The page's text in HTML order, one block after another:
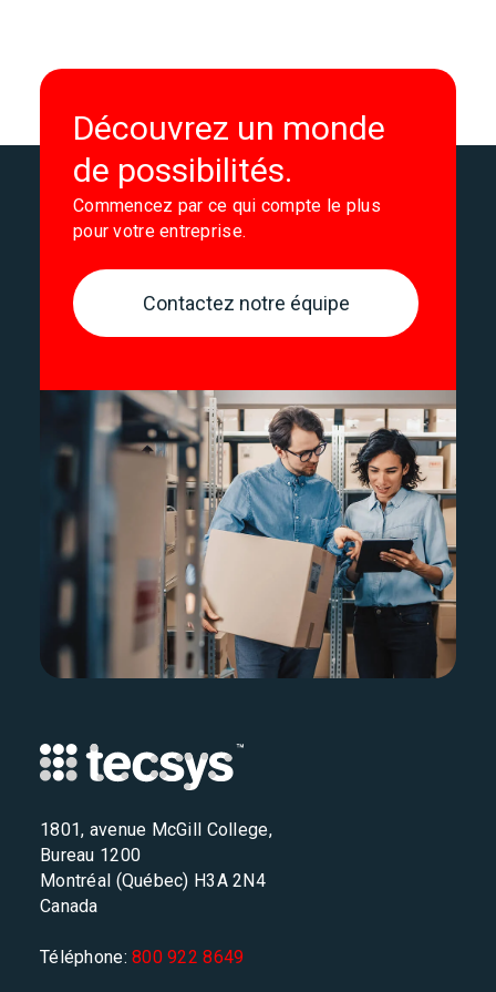
Découvrez un monde
de possibilités.
Commencez par ce qui compte le plus
pour votre entreprise.
Contactez notre équipe
1801, avenue McGill College,
Bureau 1200
Montréal (Québec) H3A 2N4
Canada
Téléphone:800 922 8649